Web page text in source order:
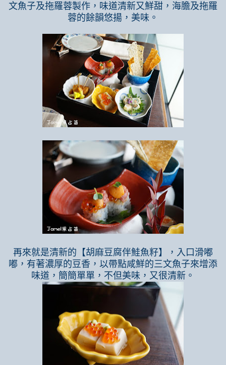
文魚子及拖羅蓉製作，味道清新又鮮甜，海膽及拖羅
蓉的餘韻悠揚，美味。
再來就是清新的【胡麻豆腐伴鮭魚籽】，入口滑嘟
嘟，有著濃厚的豆香，以帶點咸鮮的三文魚子來增添
味道，簡簡單單，不但美味，又很清新。